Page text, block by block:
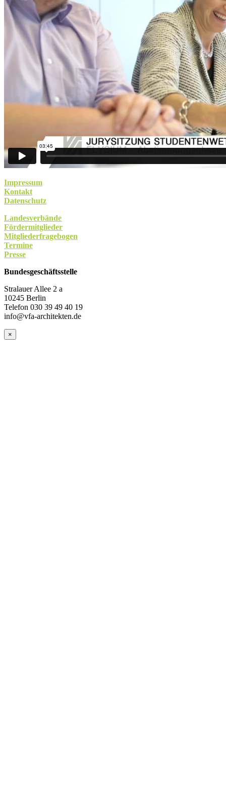
Impressum
Kontakt
Datenschutz
Landesverbände
Fördermitglieder
Mitgliederfragebogen
Termine
Presse
Bundesgeschäftsstelle
Stralauer Allee 2 a
10245 Berlin
Telefon 030 39 49 40 19
info@vfa-architekten.de
×